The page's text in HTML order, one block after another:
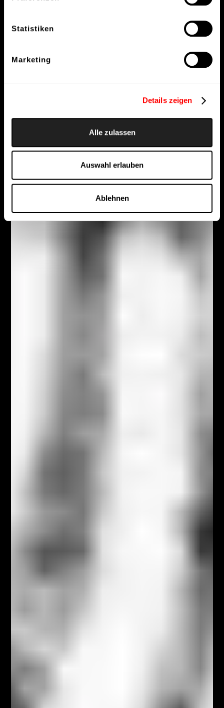
Statistiken
Marketing
Details zeigen
Alle zulassen
Auswahl erlauben
Ablehnen